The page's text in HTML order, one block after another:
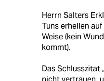
Herrn Salters
Tuns erhellen
Weise (kein
kommt).
Das Schlusszitat